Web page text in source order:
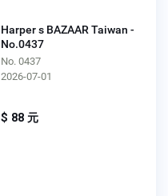
Harper s BAZAAR Taiwan -
No.0437
No. 0437
2026-07-01
$ 88 元